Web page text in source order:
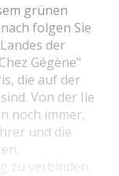
grünen
folgen Sie
der
Gégène"
die auf der
Von der Ile
noch immer,
und die
zu verbinden,